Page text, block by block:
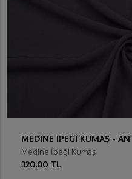
MEDİNE İPEĞİ KUMAŞ -
Medine İpeği Kumaş
320,00 TL